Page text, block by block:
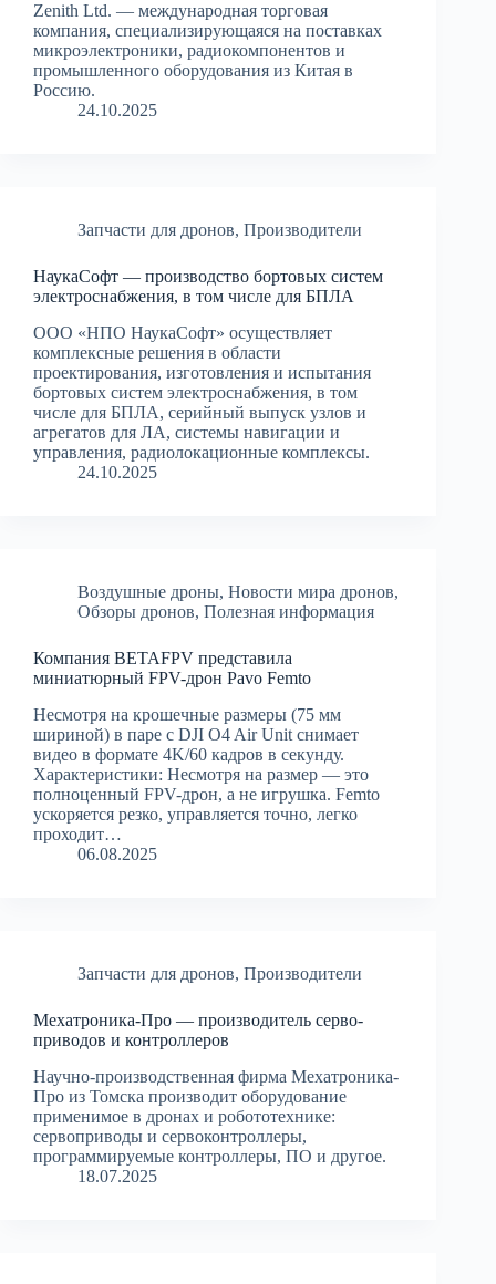
Zenith Ltd. — международная торговая
компания, специализирующаяся на поставках
микроэлектроники, радиокомпонентов и
промышленного оборудования из Китая в
Россию.
24.10.2025
Запчасти для дронов, Производители
НаукаСофт — производство бортовых систем
электроснабжения, в том числе для БПЛА
ООО «НПО НаукаСофт» осуществляет
комплексные решения в области
проектирования, изготовления и испытания
бортовых систем электроснабжения, в том
числе для БПЛА, серийный выпуск узлов и
агрегатов для ЛА, системы навигации и
управления, радиолокационные комплексы.
24.10.2025
Воздушные дроны, Новости мира дронов,
Обзоры дронов, Полезная информация
Компания BETAFPV представила
миниатюрный FPV-дрон Pavo Femto
Несмотря на крошечные размеры (75 мм
шириной) в паре с DJI O4 Air Unit снимает
видео в формате 4K/60 кадров в секунду.
Характеристики: Несмотря на размер — это
полноценный FPV-дрон, а не игрушка. Femto
ускоряется резко, управляется точно, легко
проходит…
06.08.2025
Запчасти для дронов, Производители
Мехатроника-Про — производитель серво-
приводов и контроллеров
Научно-производственная фирма Мехатроника-
Про из Томска производит оборудование
применимое в дронах и робототехнике:
сервоприводы и сервоконтроллеры,
программируемые контроллеры, ПО и другое.
18.07.2025